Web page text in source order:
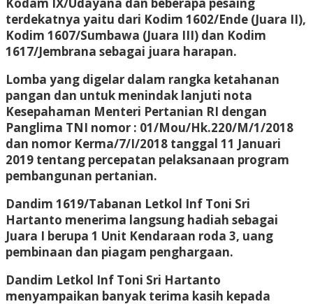
terdekatnya yaitu dari Kodim 1602/Ende (Juara II),
Kodim 1607/Sumbawa (Juara III) dan Kodim
1617/Jembrana sebagai juara harapan.
Lomba yang digelar dalam rangka ketahanan
pangan dan untuk menindak lanjuti nota
Kesepahaman Menteri Pertanian RI dengan
Panglima TNI nomor : 01/Mou/Hk.220/M/1/2018
dan nomor Kerma/7/I/2018 tanggal 11 Januari
2019 tentang percepatan pelaksanaan program
pembangunan pertanian.
Dandim 1619/Tabanan Letkol Inf Toni Sri
Hartanto menerima langsung hadiah sebagai
Juara I berupa 1 Unit Kendaraan roda 3, uang
pembinaan dan piagam penghargaan.
Dandim Letkol Inf Toni Sri Hartanto
menyampaikan banyak terima kasih kepada